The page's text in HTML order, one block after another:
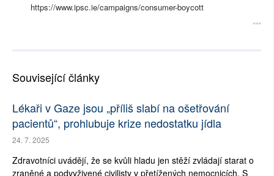
https://www.ipsc.ie/campaigns/consumer-boycott
Související články
Lékaři v Gaze jsou „příliš slabí na ošetřování
pacientů“, prohlubuje krize nedostatku jídla
24. 7. 2025
Zdravotníci uvádějí, že se kvůli hladu jen stěží zvládají starat o
zraněné a podvyživené civilisty v přetížených nemocnicích. S